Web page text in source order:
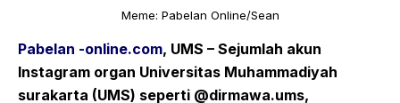
Meme: Pabelan Online/Sean
Pabelan -online.com, UMS – Sejumlah akun
Instagram organ Universitas Muhammadiyah
surakarta (UMS) seperti @dirmawa.ums,